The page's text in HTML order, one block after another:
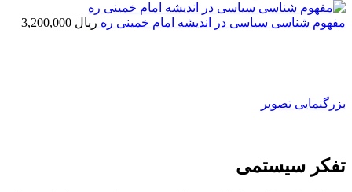
مفهوم شناسی سیاسی در اندیشه امام خمینی ره ریال
بزرگنمایی تصویر
تفکر سیستمی